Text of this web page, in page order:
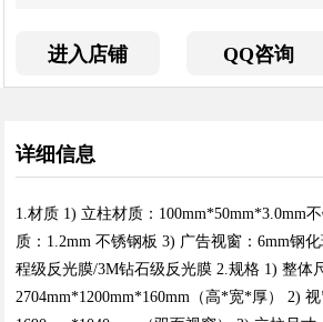
进入店铺 QQ咨询
详细信息
1.材质 1) 立柱材质：100mm*50mm*3.0mm
质：1.2mm 不锈钢板 3) 广告视窗：6mm钢
程级反光膜/3M钻石级反光膜 2.规格 1) 整体
2704mm*1200mm*160mm（高*宽*厚） 2) 视